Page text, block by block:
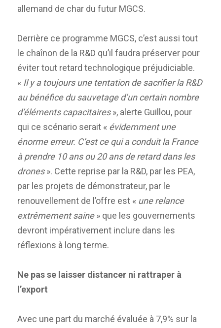
allemand de char du futur MGCS.
Derrière ce programme MGCS, c’est aussi tout
le chaînon de la R&D qu’il faudra préserver pour
éviter tout retard technologique préjudiciable.
« Il y a toujours une tentation de sacrifier la R&D
au bénéfice du sauvetage d’un certain nombre
d’éléments capacitaires», alerte Guillou, pour
qui ce scénario serait « évidemment une
énorme erreur. C’est ce qui a conduit la France
à prendre 10 ans ou 20 ans de retard dans les
drones». Cette reprise par la R&D, par les PEA,
par les projets de démonstrateur, par le
renouvellement de l’offre est « une relance
extrêmement saine» que les gouvernements
devront impérativement inclure dans les
réflexions à long terme.
Ne pas se laisser distancer ni rattraper à
l’export
Avec une part du marché évaluée à 7,9% sur la